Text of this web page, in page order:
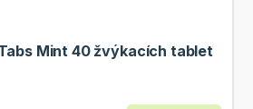
Mint 40 žvýkacích tablet